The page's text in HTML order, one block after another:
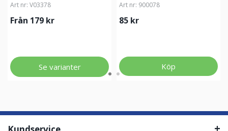
Art nr: V03378
Från 179 kr
Se varianter
Art nr: 900078
85 kr
Köp